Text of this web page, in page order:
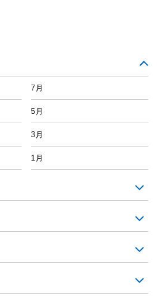
7月
5月
3月
1月